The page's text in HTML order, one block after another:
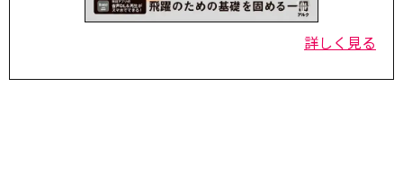
詳しく見る